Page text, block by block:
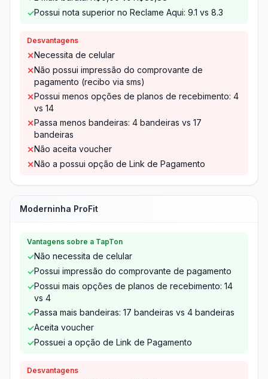
✓Possui nota superior no Reclame Aqui: 9.1 vs 8.3
Desvantagens
✕Necessita de celular
✕Não possui impressão do comprovante de
pagamento (recibo via sms)
✕Possui menos opções de planos de recebimento: 4
vs 14
✕Passa menos bandeiras: 4 bandeiras vs 17
bandeiras
✕Não aceita voucher
✕Não a possui opção de Link de Pagamento
Moderninha ProFit
Vantagens sobre a TapTon
✓Não necessita de celular
✓Possui impressão do comprovante de pagamento
✓Possui mais opções de planos de recebimento: 14
vs 4
✓Passa mais bandeiras: 17 bandeiras vs 4 bandeiras
✓Aceita voucher
✓Possuei a opção de Link de Pagamento
Desvantagens